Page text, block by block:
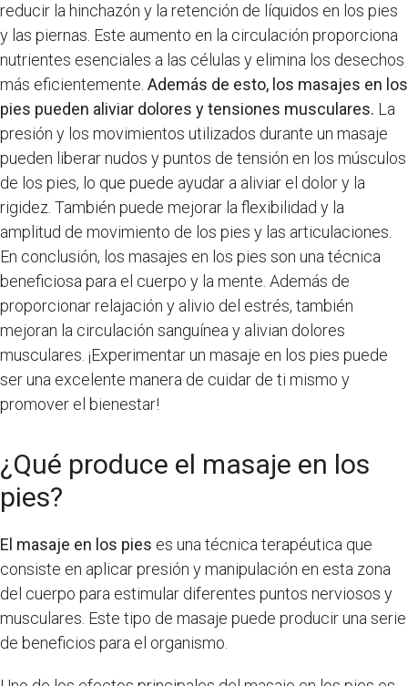
reducir la hinchazón y la retención de líquidos en los pies
y las piernas. Este aumento en la circulación proporciona
nutrientes esenciales a las células y elimina los desechos
más eficientemente. Además de esto, los masajes en los
pies pueden aliviar dolores y tensiones musculares. La
presión y los movimientos utilizados durante un masaje
pueden liberar nudos y puntos de tensión en los músculos
de los pies, lo que puede ayudar a aliviar el dolor y la
rigidez. También puede mejorar la flexibilidad y la
amplitud de movimiento de los pies y las articulaciones.
En conclusión, los masajes en los pies son una técnica
beneficiosa para el cuerpo y la mente. Además de
proporcionar relajación y alivio del estrés, también
mejoran la circulación sanguínea y alivian dolores
musculares. ¡Experimentar un masaje en los pies puede
ser una excelente manera de cuidar de ti mismo y
promover el bienestar!
¿Qué produce el masaje en los
pies?
El masaje en los pies es una técnica terapéutica que
consiste en aplicar presión y manipulación en esta zona
del cuerpo para estimular diferentes puntos nerviosos y
musculares. Este tipo de masaje puede producir una serie
de beneficios para el organismo.